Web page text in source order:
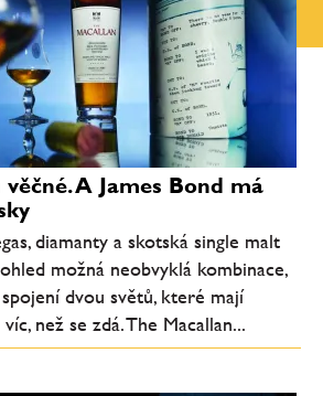
A James Bond má
diamanty a skotská single malt
možná neobvyklá kombinace,
dvou světů, které mají
než se zdá. The Macallan...